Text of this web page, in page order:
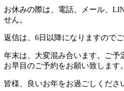
お休みの際は、電話、メール、
せん。
返信は、6日以降になりますのでご
年末は、大変混み合います。ご予
お早目のご予約をお願い致します。
皆様、良いお年をお過ごしくださ